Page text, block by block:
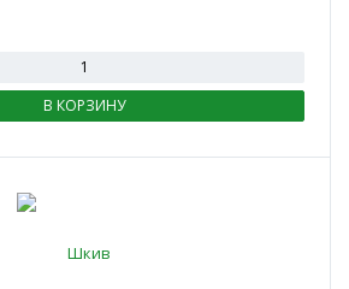
В КОРЗИНУ